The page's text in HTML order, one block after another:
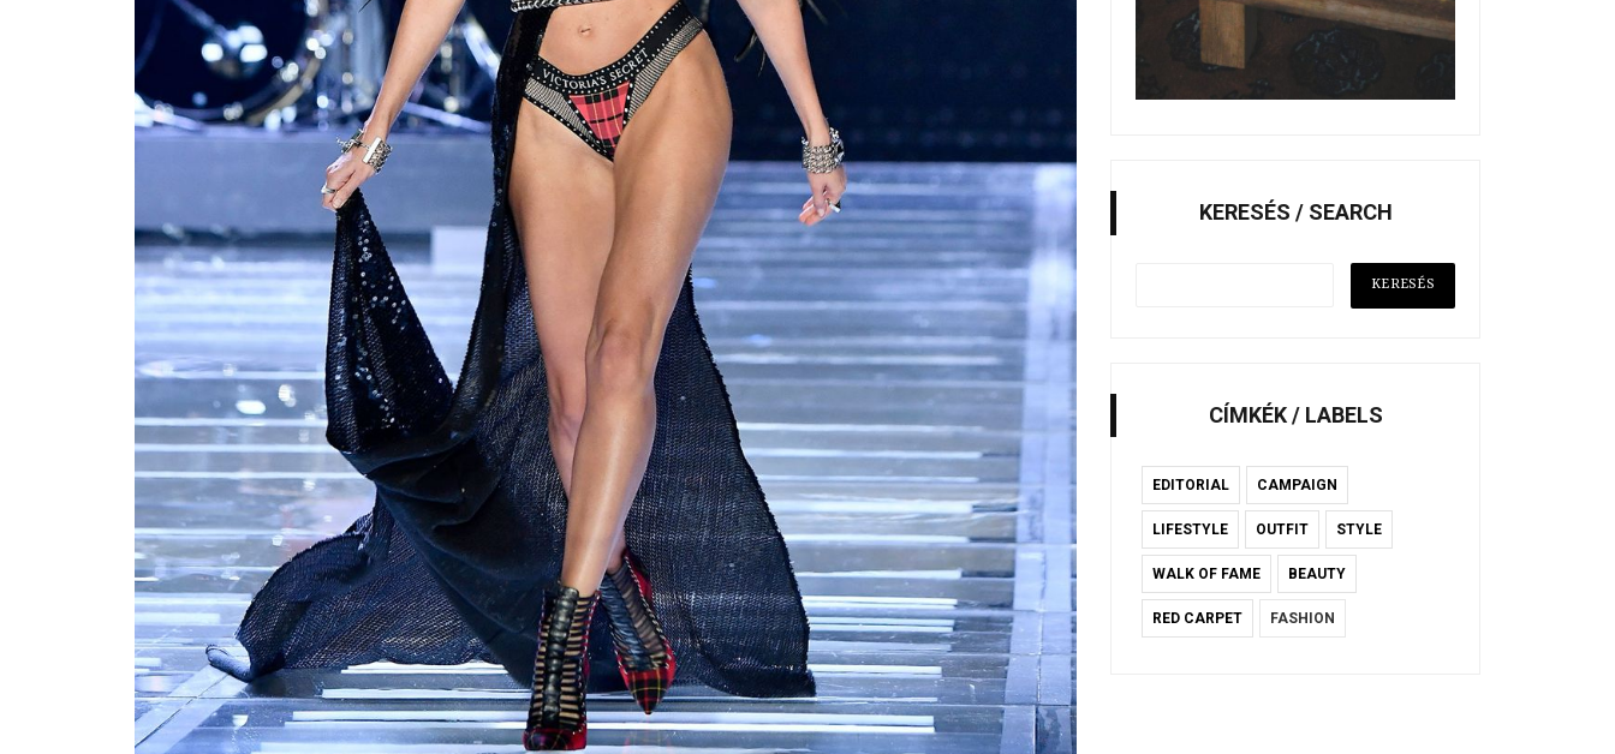
KERESÉS / SEARCH
CÍMKÉK / LABELS
EDITORIAL CAMPAIGN
LIFESTYLE OUTFIT STYLE
WALK OF FAME BEAUTY
RED CARPET FASHION